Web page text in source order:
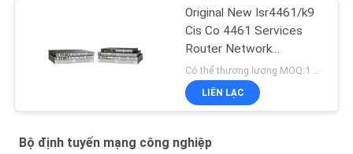
Original New Isr4461/k9
Cis Co 4461 Services
Router Network
PouterISR4461/K9
Có thể thương lượng MOQ:1 đơn vị
LIÊN LẠC
Bộ định tuyến mạng công nghiệp